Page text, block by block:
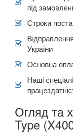
під
Строки
України
Основна
Наші
Огляд та
Type